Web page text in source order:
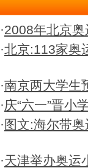
·2008年北京
·北京:113家奥
·南京两大学生
·庆“六一”晋小
· 图文:海尔带
·天津举办奥运